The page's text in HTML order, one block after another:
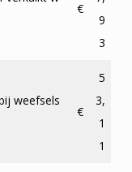
€
9
3
weefsels
€
5
3,
1
1